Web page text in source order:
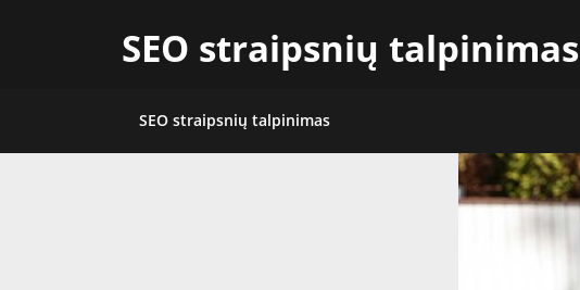
SEO straipsnių talpinimas
SEO straipsnių talpinimas